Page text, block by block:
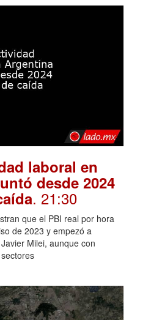
laboral en
desde 2024
. 21:30
que el PBI real por hora
de 2023 y empezó a
Milei, aunque con